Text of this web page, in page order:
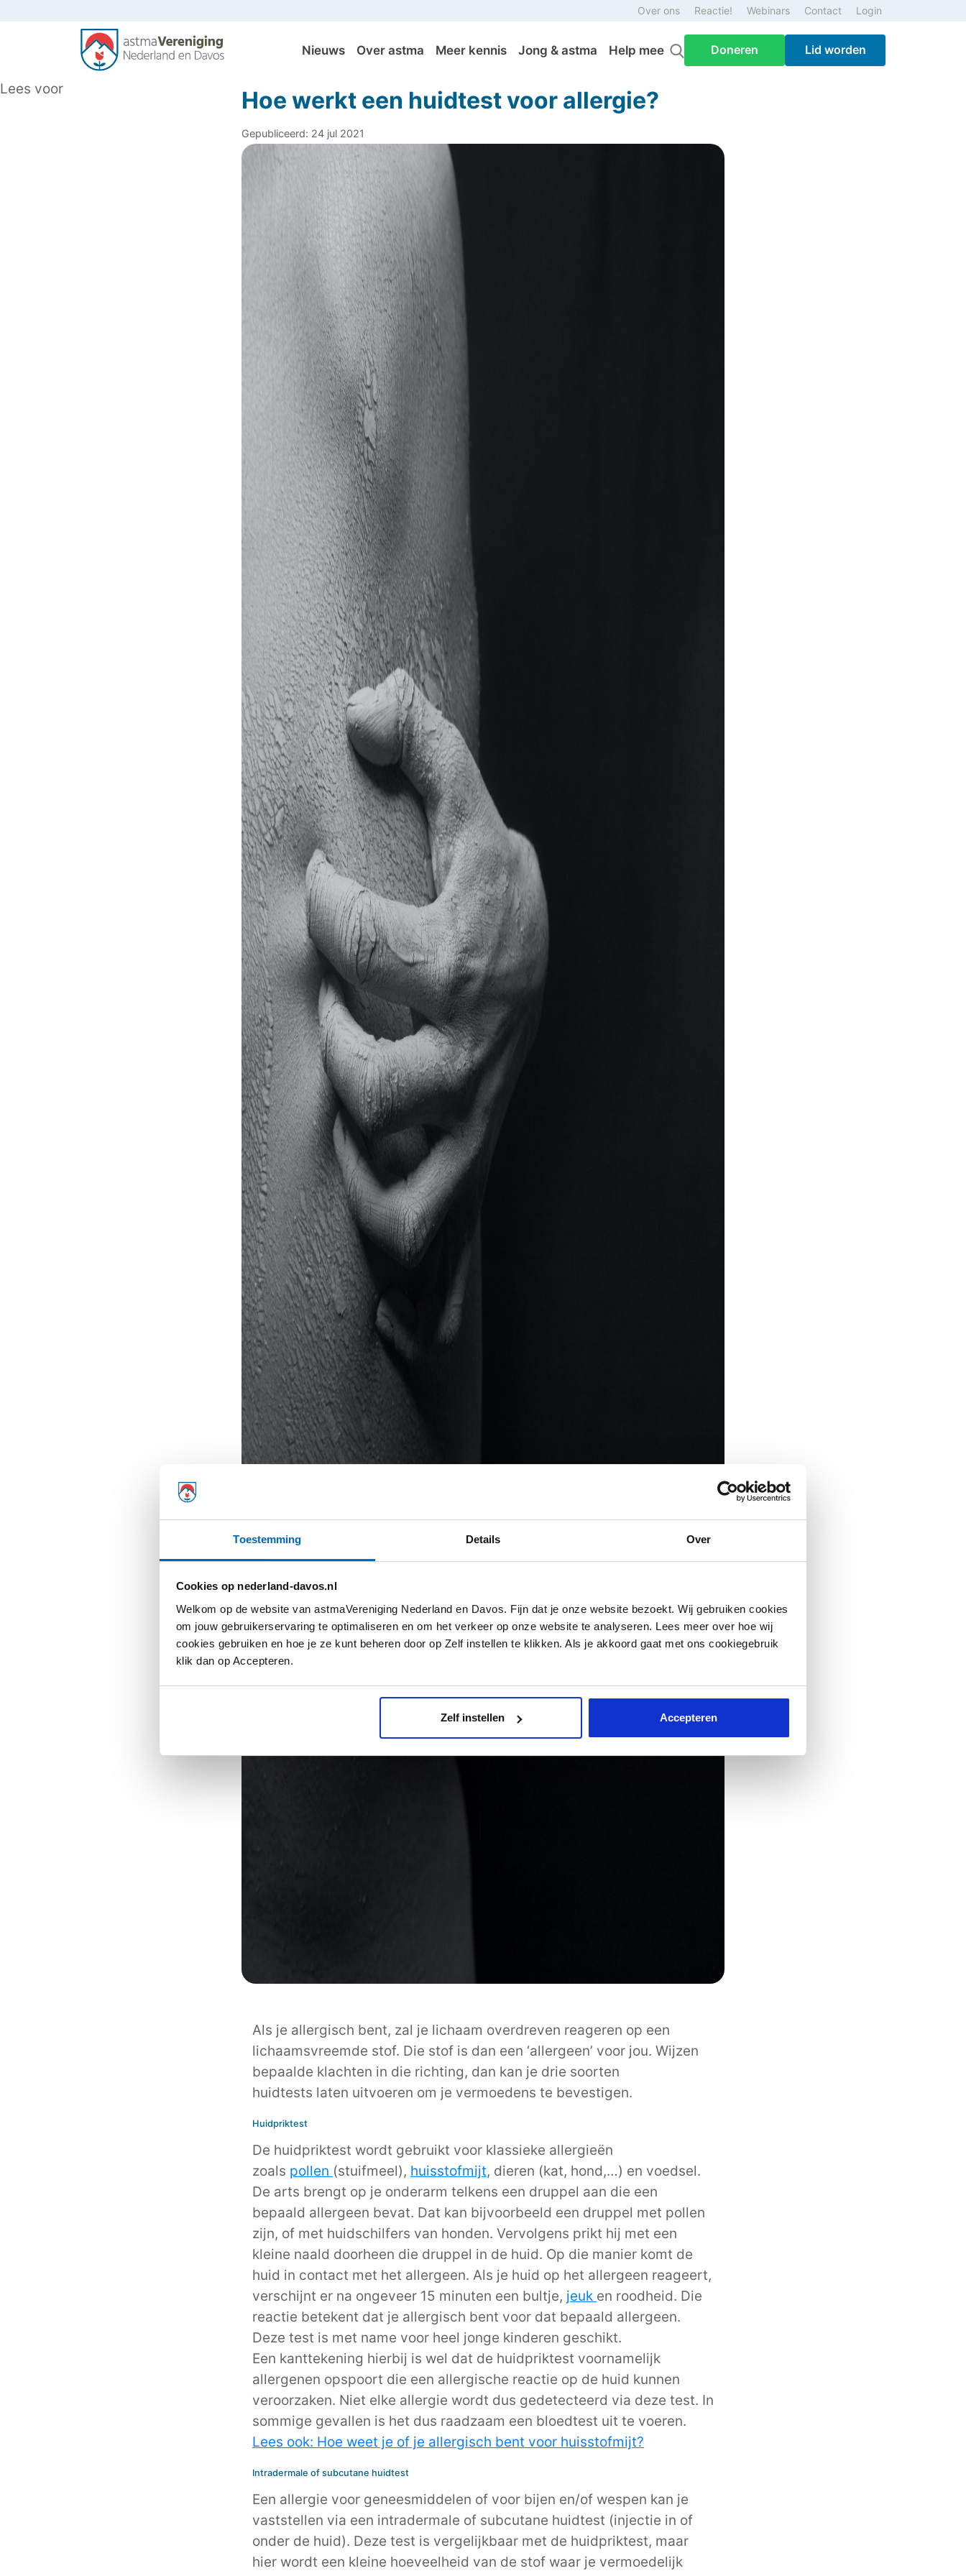
Toestemming Details Over
Cookies op nederland-davos.nl
Welkom op de website van astmaVereniging Nederland en Davos. Fijn dat je onze website bezoekt. Wij gebruiken cookies
om jouw gebruikerservaring te optimaliseren en om het verkeer op onze website te analyseren. Lees meer over hoe wij
cookies gebruiken en hoe je ze kunt beheren door op Zelf instellen te klikken. Als je akkoord gaat met ons cookiegebruik
klik dan op Accepteren.
Zelf instellen Accepteren
Over ons Reactie! Webinars Contact Login
Nieuws Over astma Meer kennis Jong & astma Help mee Doneren Lid worden
Lees voor Hoe werkt een huidtest voor allergie?
Gepubliceerd: 24 jul 2021
Als je allergisch bent, zal je lichaam overdreven reageren op een
lichaamsvreemde stof. Die stof is dan een ‘allergeen’ voor jou. Wijzen
bepaalde klachten in die richting, dan kan je drie soorten
huidtests laten uitvoeren om je vermoedens te bevestigen.
Huidpriktest
De huidpriktest wordt gebruikt voor klassieke allergieën
zoals pollen (stuifmeel), huisstofmijt, dieren (kat, hond,…) en voedsel.
De arts brengt op je onderarm telkens een druppel aan die een
bepaald allergeen bevat. Dat kan bijvoorbeeld een druppel met pollen
zijn, of met huidschilfers van honden. Vervolgens prikt hij met een
kleine naald doorheen die druppel in de huid. Op die manier komt de
huid in contact met het allergeen. Als je huid op het allergeen reageert,
verschijnt er na ongeveer 15 minuten een bultje, jeuk en roodheid. Die
reactie betekent dat je allergisch bent voor dat bepaald allergeen.
Deze test is met name voor heel jonge kinderen geschikt.
Een kanttekening hierbij is wel dat de huidpriktest voornamelijk
allergenen opspoort die een allergische reactie op de huid kunnen
veroorzaken. Niet elke allergie wordt dus gedetecteerd via deze test. In
sommige gevallen is het dus raadzaam een bloedtest uit te voeren.
Lees ook: Hoe weet je of je allergisch bent voor huisstofmijt?
Intradermale of subcutane huidtest
Een allergie voor geneesmiddelen of voor bijen en/of wespen kan je
vaststellen via een intradermale of subcutane huidtest (injectie in of
onder de huid). Deze test is vergelijkbaar met de huidpriktest, maar
hier wordt een kleine hoeveelheid van de stof waar je vermoedelijk